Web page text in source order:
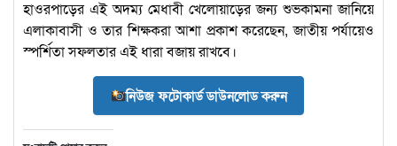
হাওরপাড়ের এই অদম্য মেধাবী খেলোয়াড়ের জন্য শুভকামনা জানিয়ে
এলাকাবাসী ও তার শিক্ষকরা আশা প্রকাশ করেছেন, জাতীয় পর্যায়েও
স্পর্শিতা সফলতার এই ধারা বজায় রাখবে।
নিউজ ফটোকার্ড ডাউনলোড করুন